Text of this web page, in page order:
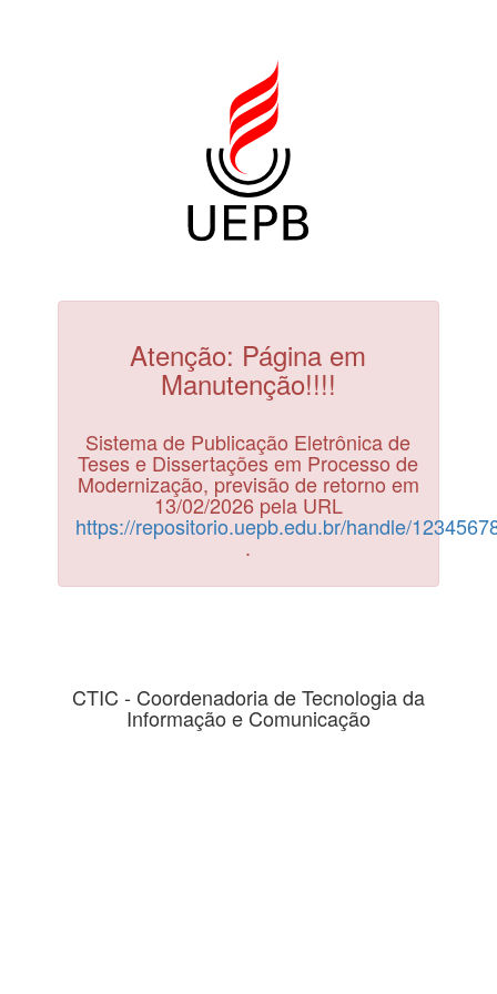
Atenção: Página em
Manutenção!!!!
Sistema de Publicação Eletrônica de
Teses e Dissertações em Processo de
Modernização, previsão de retorno em
13/02/2026 pela URL
https://repositorio.uepb.edu.br/handle/
.
CTIC - Coordenadoria de Tecnologia da
Informação e Comunicação